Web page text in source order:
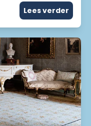
Lees verder